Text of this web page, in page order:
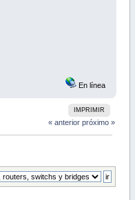
En línea
IMPRIMIR
« anterior próximo »